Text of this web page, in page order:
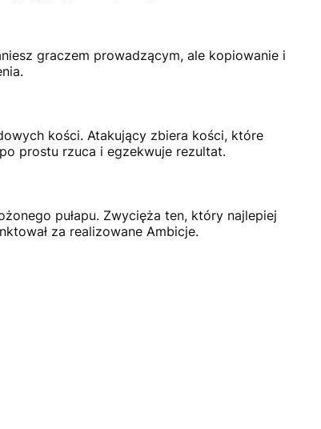
graczem prowadzącym, ale kopiowanie i
kości. Atakujący zbiera kości, które
prostu rzuca i egzekwuje rezultat.
pułapu. Zwycięża ten, który najlepiej
za realizowane Ambicje.